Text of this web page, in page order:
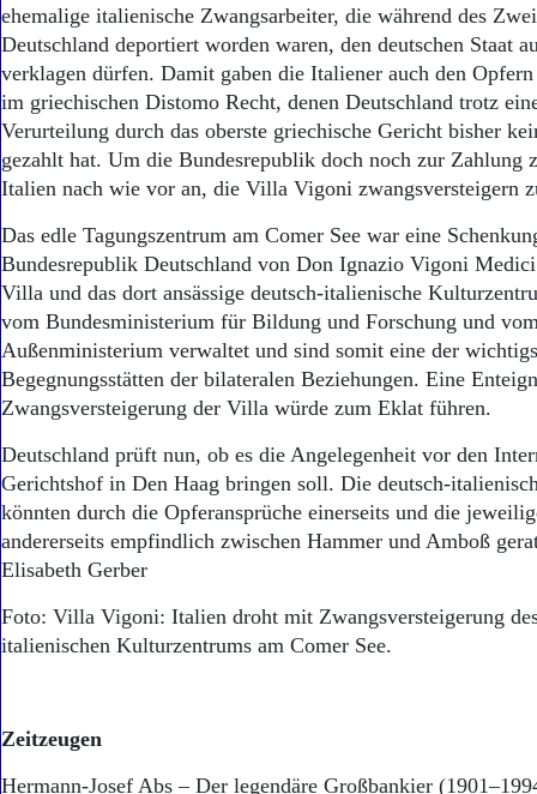
ehemalige italienische Zwangsarbeiter, die während des
Deutschland deportiert worden waren, den deutschen Staat
verklagen dürfen. Damit gaben die Italiener auch den Opfern
im griechischen Distomo Recht, denen Deutschland trotz
Verurteilung durch das oberste griechische Gericht bisher
gezahlt hat. Um die Bundesrepublik doch noch zur Zahlung
Italien nach wie vor an, die Villa Vigoni zwangsversteigern
Das edle Tagungszentrum am Comer See war eine
Bundesrepublik Deutschland von Don Ignazio Vigoni
Villa und das dort ansässige deutsch-italienische
vom Bundesministerium für Bildung und Forschung und
Außenministerium verwaltet und sind somit eine der
Begegnungsstätten der bilateralen Beziehungen. Eine
Zwangsversteigerung der Villa würde zum Eklat führen.
Deutschland prüft nun, ob es die Angelegenheit vor den
Gerichtshof in Den Haag bringen soll. Die deutsch-
könnten durch die Opferansprüche einerseits und die
andererseits empfindlich zwischen Hammer und Amboß
Elisabeth Gerber
Foto: Villa Vigoni: Italien droht mit Zwangsversteigerung
italienischen Kulturzentrums am Comer See.
Zeitzeugen
Hermann-Josef Abs – Der legendäre Großbankier